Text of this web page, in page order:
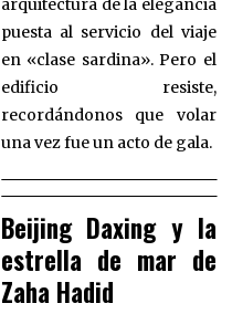
arquitectura de la elegancia
puesta al servicio del viaje
en «clase sardina». Pero el
edificio resiste,
recordándonos que volar
una vez fue un acto de gala.
Beijing Daxing y la
estrella de mar de
Zaha Hadid